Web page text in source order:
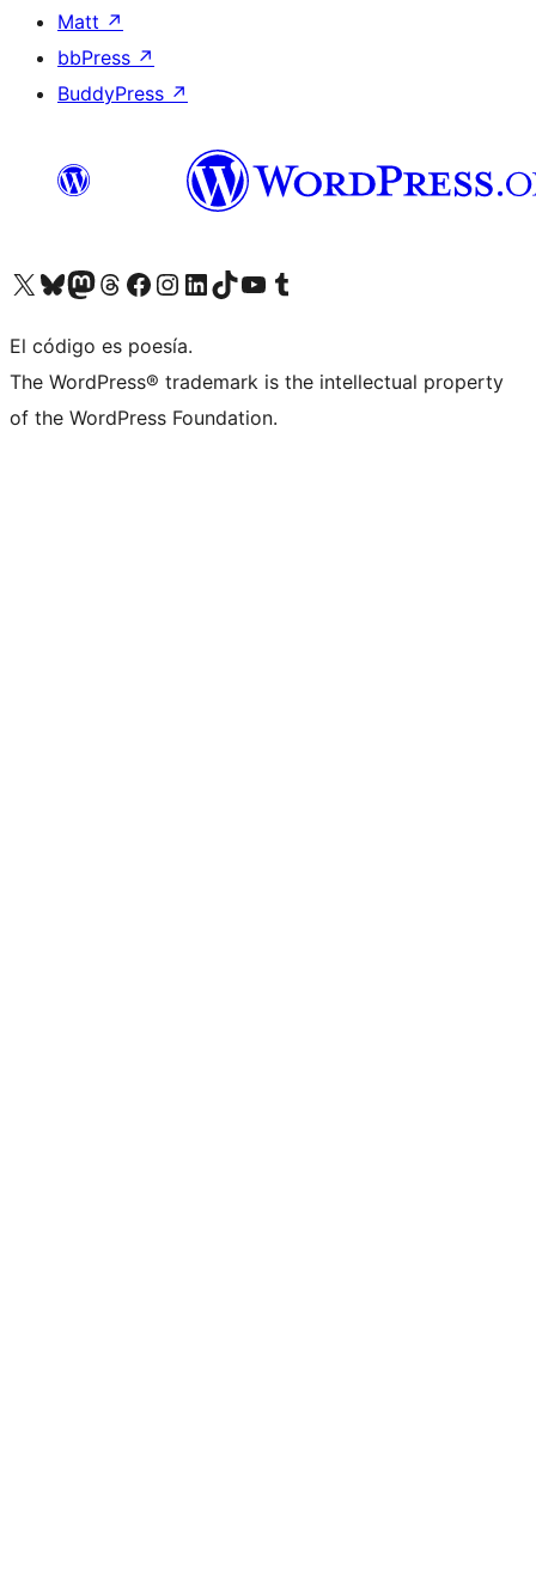
Matt ↗
bbPress ↗
BuddyPress ↗
Visita nuestra cuenta de X (anteriormente Twitter)
Visit our Bluesky account
Visit our Mastodon account
Visit our Threads account
Visita nuestra página de Facebook
Visita nuestra cuenta de Instagram
Visita nuestra cuenta de LinkedIn
Visit our TikTok account
Visita nuestro canal de YouTube
Visit our Tumblr account
El código es poesía.
The WordPress® trademark is the intellectual property
of the WordPress Foundation.